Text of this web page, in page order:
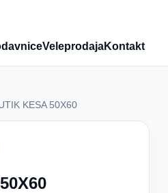
VeleprodajaKontakt
KESA 50X60